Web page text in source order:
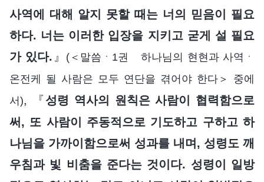
사역에 대해 알지 못할 때는 너의 믿음이 필요
하다. 너는 이러한 입장을 지키고 굳게 설 필요
가 있다. 』 (＜말씀ㆍ1권 하나님의 현현과 사역ㆍ
온전케 될 사람은 모두 연단을 겪어야 한다＞ 중에
서), 『 성령 역사의 원칙은 사람이 협력함으로
써, 또 사람이 주동적으로 기도하고 구하고 하
나님을 가까이함으로써 성과를 내며, 성령도 깨
우침과 빛 비춤을 준다는 것이다. 성령이 일방